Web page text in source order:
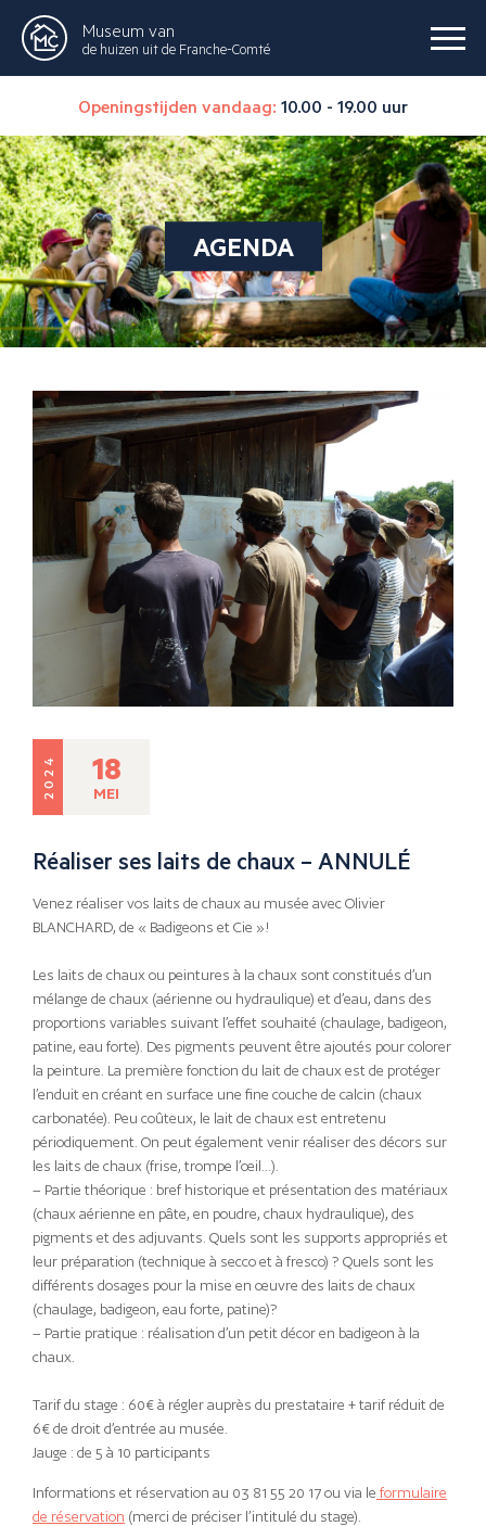
Museum van
de huizen uit de Franche-Comté
Openingstijden vandaag: 10.00 - 19.00 uur
AGENDA
2024 18
MEI
Réaliser ses laits de chaux – ANNULÉ
Venez réaliser vos laits de chaux au musée avec Olivier
BLANCHARD, de « Badigeons et Cie »!
Les laits de chaux ou peintures à la chaux sont constitués d’un
mélange de chaux (aérienne ou hydraulique) et d’eau, dans des
proportions variables suivant l’effet souhaité (chaulage, badigeon,
patine, eau forte). Des pigments peuvent être ajoutés pour colorer
la peinture. La première fonction du lait de chaux est de protéger
l’enduit en créant en surface une fine couche de calcin (chaux
carbonatée). Peu coûteux, le lait de chaux est entretenu
périodiquement. On peut également venir réaliser des décors sur
les laits de chaux (frise, trompe l’œil…).
– Partie théorique : bref historique et présentation des matériaux
(chaux aérienne en pâte, en poudre, chaux hydraulique), des
pigments et des adjuvants. Quels sont les supports appropriés et
leur préparation (technique à secco et à fresco) ? Quels sont les
différents dosages pour la mise en œuvre des laits de chaux
(chaulage, badigeon, eau forte, patine)?
– Partie pratique : réalisation d’un petit décor en badigeon à la
chaux.
Tarif du stage : 60€ à régler auprès du prestataire + tarif réduit de
6€ de droit d’entrée au musée.
Jauge : de 5 à 10 participants
Informations et réservation au 03 81 55 20 17 ou via le formulaire
de réservation (merci de préciser l’intitulé du stage).